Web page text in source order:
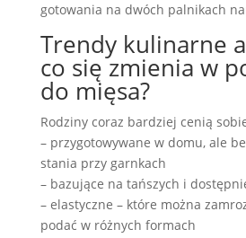
gotowania na dwóch palnikach
Trendy kulinarne
co się zmienia w
do mięsa?
Rodziny coraz bardziej cenią
– przygotowywane w domu, ale
stania przy garnkach
– bazujące na tańszych i
– elastyczne – które można
podać w różnych formach